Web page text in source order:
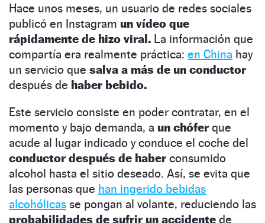
Hace unos meses, un usuario de redes sociales
publicó en Instagram un vídeo que
rápidamente de hizo viral. La información que
compartía era realmente práctica: en China hay
un servicio que salva a más de un conductor
después de haber bebido.
Este servicio consiste en poder contratar, en el
momento y bajo demanda, a un chóferque
acude al lugar indicado y conduce el coche del
conductor después de haberconsumido
alcohol hasta el sitio deseado. Así, se evita que
las personas que han ingerido bebidas
alcohólicas se pongan al volante, reduciendo las
probabilidades de sufrir un accidente de